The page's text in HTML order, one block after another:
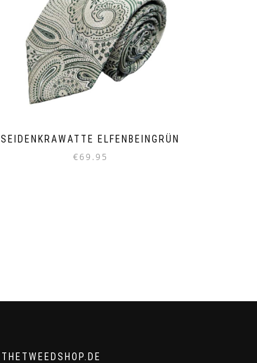
SEIDENKRAWATTE ELFENBEINGRÜN
€69.95
THETWEEDSHOP.DE